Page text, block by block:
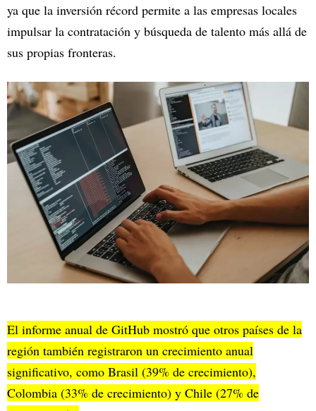
ya que la inversión récord permite a las empresas locales
impulsar la contratación y búsqueda de talento más allá de
sus propias fronteras.
El informe anual de GitHub mostró que otros países de la
región también registraron un crecimiento anual
significativo, como Brasil (39% de crecimiento),
Colombia (33% de crecimiento) y Chile (27% de